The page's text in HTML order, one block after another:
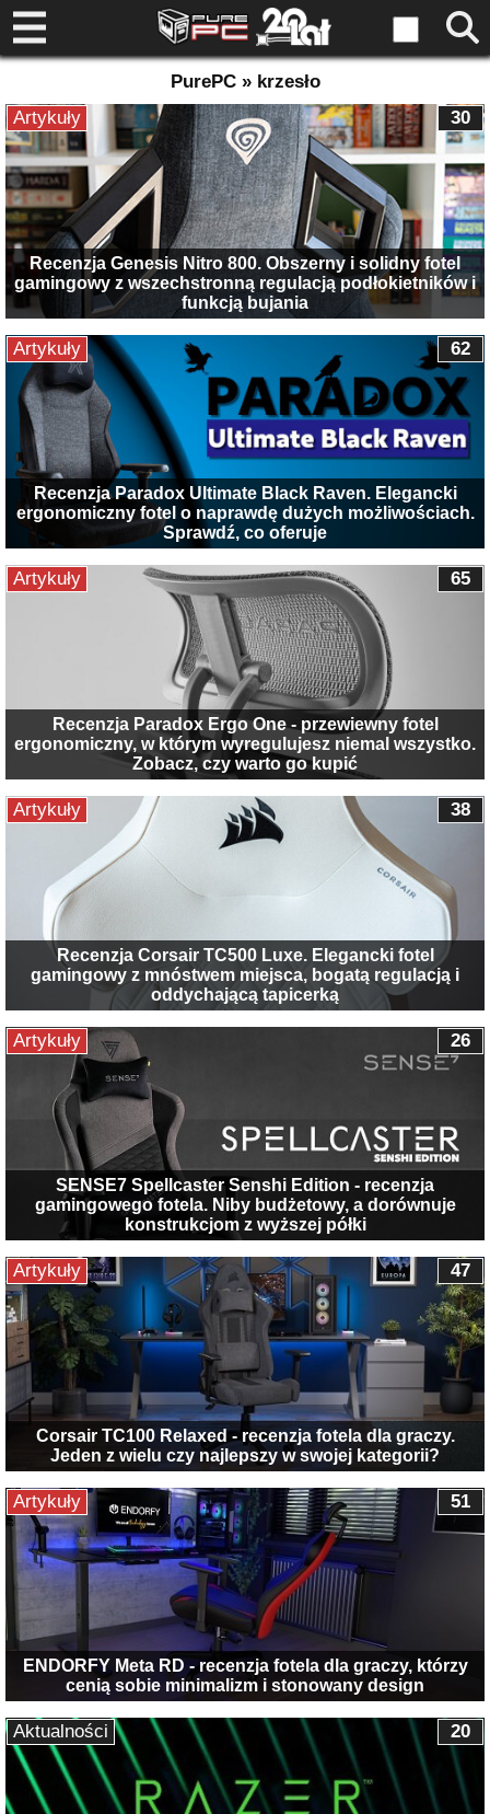
PurePC » krzesło
Recenzja Genesis Nitro 800. Obszerny i solidny fotel
gamingowy z wszechstronną regulacją podłokietników i
funkcją bujania
30
Artykuły
Recenzja Paradox Ultimate Black Raven. Elegancki
ergonomiczny fotel o naprawdę dużych możliwościach.
Sprawdź, co oferuje
62
Artykuły
Recenzja Paradox Ergo One - przewiewny fotel
ergonomiczny, w którym wyregulujesz niemal wszystko.
Zobacz, czy warto go kupić
65
Artykuły
Recenzja Corsair TC500 Luxe. Elegancki fotel
gamingowy z mnóstwem miejsca, bogatą regulacją i
oddychającą tapicerką
38
Artykuły
SENSE7 Spellcaster Senshi Edition - recenzja
gamingowego fotela. Niby budżetowy, a dorównuje
konstrukcjom z wyższej półki
26
Artykuły
Corsair TC100 Relaxed - recenzja fotela dla graczy.
Jeden z wielu czy najlepszy w swojej kategorii?
47
Artykuły
ENDORFY Meta RD - recenzja fotela dla graczy, którzy
cenią sobie minimalizm i stonowany design
51
Artykuły
20
Aktualności